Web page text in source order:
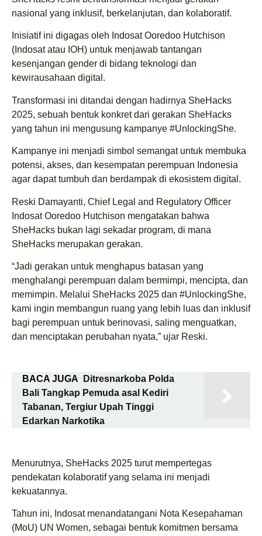
nasional yang inklusif, berkelanjutan, dan kolaboratif.
Inisiatif ini digagas oleh Indosat Ooredoo Hutchison
(Indosat atau IOH) untuk menjawab tantangan
kesenjangan gender di bidang teknologi dan
kewirausahaan digital.
Transformasi ini ditandai dengan hadirnya SheHacks
2025, sebuah bentuk konkret dari gerakan SheHacks
yang tahun ini mengusung kampanye #UnlockingShe.
Kampanye ini menjadi simbol semangat untuk membuka
potensi, akses, dan kesempatan perempuan Indonesia
agar dapat tumbuh dan berdampak di ekosistem digital.
Reski Damayanti, Chief Legal and Regulatory Officer
Indosat Ooredoo Hutchison mengatakan bahwa
SheHacks bukan lagi sekadar program, di mana
SheHacks merupakan gerakan.
“Jadi gerakan untuk menghapus batasan yang
menghalangi perempuan dalam bermimpi, mencipta, dan
memimpin. Melalui SheHacks 2025 dan #UnlockingShe,
kami ingin membangun ruang yang lebih luas dan inklusif
bagi perempuan untuk berinovasi, saling menguatkan,
dan menciptakan perubahan nyata,” ujar Reski.
BACA JUGA
Ditresnarkoba Polda
Bali Tangkap Pemuda asal Kediri
Tabanan, Tergiur Upah Tinggi
Edarkan Narkotika
Menurutnya, SheHacks 2025 turut mempertegas
pendekatan kolaboratif yang selama ini menjadi
kekuatannya.
Tahun ini, Indosat menandatangani Nota Kesepahaman
(MoU) UN Women, sebagai bentuk komitmen bersama